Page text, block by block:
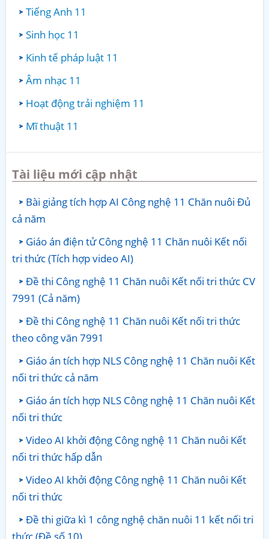
Tiếng Anh 11
Sinh học 11
Kinh tế pháp luật 11
Âm nhạc 11
Hoạt động trải nghiệm 11
Mĩ thuật 11
Tài liệu mới cập nhật
Bài giảng tích hợp AI Công nghệ 11 Chăn nuôi Đủ
cả năm
Giáo án điện tử Công nghệ 11 Chăn nuôi Kết nối
tri thức (Tích hợp video AI)
Đề thi Công nghệ 11 Chăn nuôi Kết nối tri thức CV
7991 (Cả năm)
Đề thi Công nghệ 11 Chăn nuôi Kết nối tri thức
theo công văn 7991
Giáo án tích hợp NLS Công nghệ 11 Chăn nuôi Kết
nối tri thức cả năm
Giáo án tích hợp NLS Công nghệ 11 Chăn nuôi Kết
nối tri thức
Video AI khởi động Công nghệ 11 Chăn nuôi Kết
nối tri thức hấp dẫn
Video AI khởi động Công nghệ 11 Chăn nuôi Kết
nối tri thức
Đề thi giữa kì 1 công nghệ chăn nuôi 11 kết nối tri